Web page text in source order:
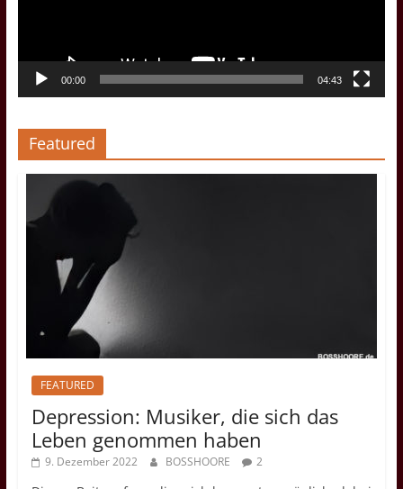
00:00 04:43
Featured
FEATURED
Depression: Musiker, die sich das
Leben genommen haben
9. Dezember 2022 BOSSHOORE 2